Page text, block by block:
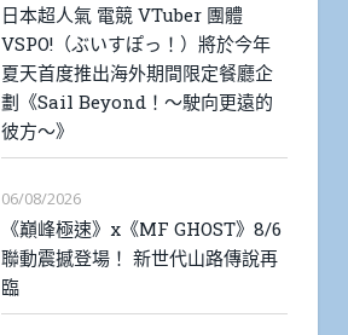
日本超人氣 電競 VTuber 團體
VSPO!（ぶいすぽっ！）將於今年
夏天首度推出海外期間限定餐廳企
劃《Sail Beyond！～駛向更遠的
彼方～》
06/08/2026
《巔峰極速》x《MF GHOST》8/6
聯動震撼登場！ 新世代山路傳說再
臨